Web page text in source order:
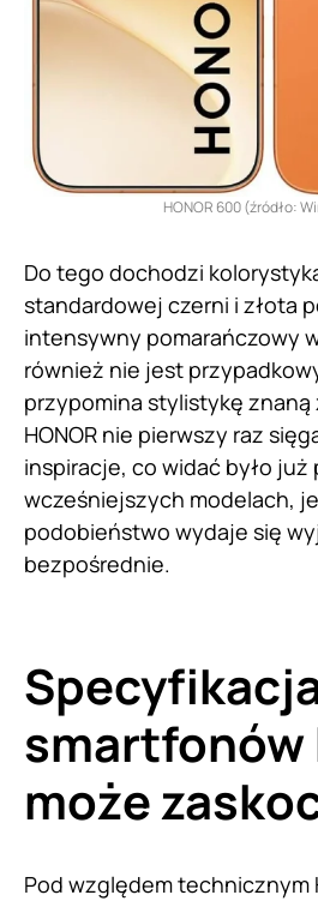
HONOR 600 (źródło:
Do tego dochodzi
standardowej czerni i złota
intensywny pomarańczowy
również nie jest
przypomina stylistykę znaną
HONOR nie pierwszy raz
inspiracje, co widać było już
wcześniejszych modelach,
podobieństwo wydaje się
bezpośrednie.
smartfonów
może
Pod względem technicznym